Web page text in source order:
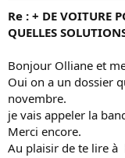
Re : + DE VOITURE
QUELLES
Bonjour Olliane et
Oui on a un dossier
novembre.
je vais appeler la
Merci encore.
Au plaisir de te lire à